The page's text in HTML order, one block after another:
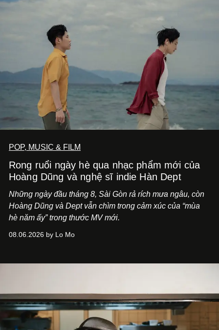
POP, MUSIC & FILM
Rong ruổi ngày hè qua nhạc phẩm mới của
Hoàng Dũng và nghệ sĩ indie Hàn Dept
Những ngày đầu tháng 8, Sài Gòn rả rích mưa ngâu, còn
Hoàng Dũng và Dept vẫn chìm trong cảm xúc của “mùa
hè năm ấy” trong thước MV mới.
08.06.2026 by Lo Mo